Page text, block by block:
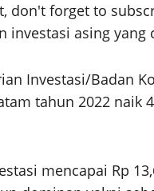
don't forget to
investasi asing
Investasi/Badan
tahun 2022 naik
mencapai Rp